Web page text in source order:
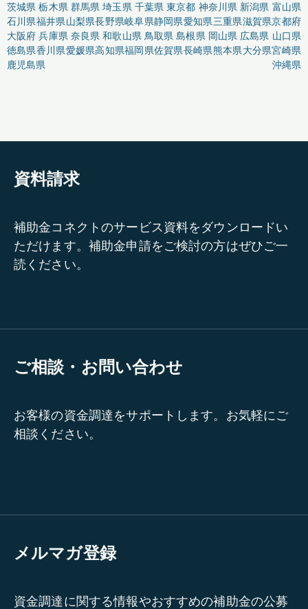
茨城県 栃木県 群馬県 埼玉県 千葉県 東京都 神奈川県 新潟県 富山県
石川県福井県山梨県長野県岐阜県静岡県愛知県三重県滋賀県京都府
大阪府 兵庫県 奈良県 和歌山県 鳥取県 島根県 岡山県 広島県 山口県
徳島県香川県愛媛県高知県福岡県佐賀県長崎県熊本県大分県宮崎県
鹿児島県
沖縄県
資料請求
補助金コネクトのサービス資料をダウンロードい
ただけます。補助金申請をご検討の方はぜひご一
読ください。
ご相談・お問い合わせ
お客様の資金調達をサポートします。お気軽にご
相談ください。
メルマガ登録
資金調達に関する情報やおすすめの補助金の公募